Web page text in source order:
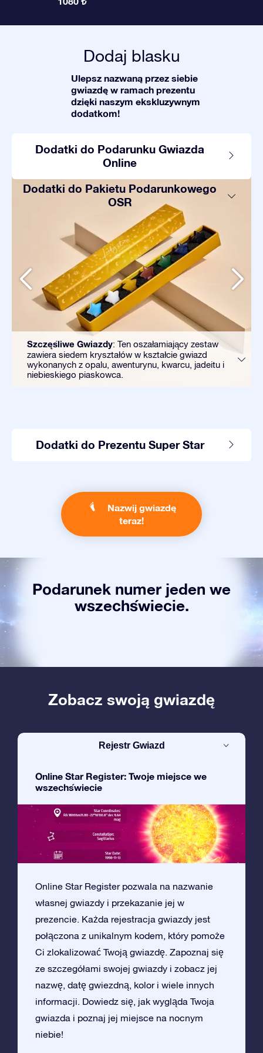
Dodaj blasku
Ulepsz nazwaną przez siebie
gwiazdę w ramach prezentu
dzięki naszym ekskluzywnym
dodatkom!
Dodatki do Podarunku Gwiazda
Online
Dodatki do Pakietu Podarunkowego
OSR
Szczęśliwe Gwiazdy: Ten oszałamiający zestaw
zawiera siedem kryształów w kształcie gwiazd
wykonanych z opalu, awenturynu, kwarcu, jadeitu i
niebieskiego piaskowca.
Dodatki do Prezentu Super Star
Nazwij gwiazdę
teraz!
Podarunek numer jeden we
wszechświecie.
Zobacz swoją gwiazdę
Rejestr Gwiazd
Online Star Register: Twoje miejsce we
wszechświecie
Online Star Register pozwala na nazwanie
własnej gwiazdy i przekazanie jej w
prezencie. Każda rejestracja gwiazdy jest
połączona z unikalnym kodem, który pomoże
Ci zlokalizować Twoją gwiazdę. Zapoznaj się
ze szczegółami swojej gwiazdy i zobacz jej
nazwę, datę gwiezdną, kolor i wiele innych
informacji. Dowiedz się, jak wygląda Twoja
gwiazda i poznaj jej miejsce na nocnym
niebie!